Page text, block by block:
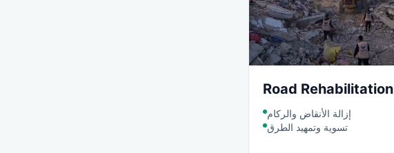
Road Rehabilitation
إزالة الأنقاض والركام
تسوية وتمهيد الطرق